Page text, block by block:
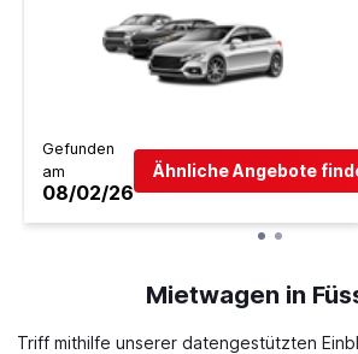
Gefunden
am
08/02/26
Ähnliche Angebote
Mietwagen in
Triff mithilfe unserer datengestützten